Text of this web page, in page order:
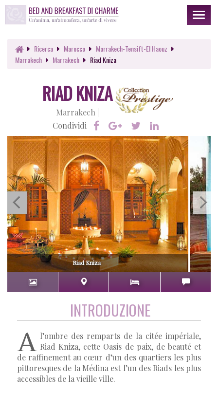
Toggle
Ricerca Marocco
Marrakech-Tensift-El Haouz
Marrakech
Marrakech Riad Kniza
RIAD KNIZA
Marrakech |
Condividi
Riad Kniza
INTRODUZIONE
A l’ombre des remparts de la citée impériale,
Riad Kniza, cette Oasis de paix, de beauté et
de raffinement au cœur d’un des quartiers les plus
pittoresques de la Médina est l’un des Riads les plus
accessibles de la vieille ville.